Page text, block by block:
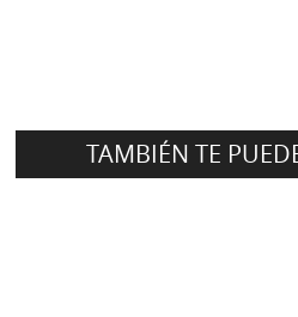
TAMBIÉN TE